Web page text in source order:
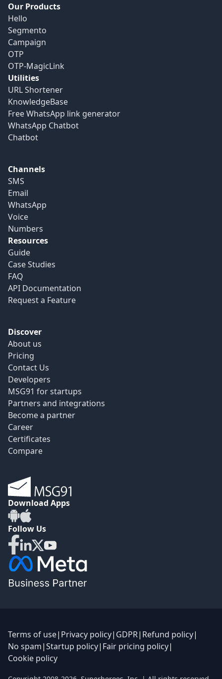
Our Products
Hello
Segmento
Campaign
OTP
OTP-MagicLink
Utilities
URL Shortener
KnowledgeBase
Free WhatsApp link generator
WhatsApp Chatbot
Chatbot
Channels
SMS
Email
WhatsApp
Voice
Numbers
Resources
Guide
Case Studies
FAQ
API Documentation
Request a Feature
Discover
About us
Pricing
Contact Us
Developers
MSG91 for startups
Partners and integrations
Become a partner
Career
Certificates
Compare
Download Apps
Follow Us
Terms of use| Privacy policy| GDPR| Refund policy|
No spam|Startup policy| Fair pricing policy|
Cookie policy